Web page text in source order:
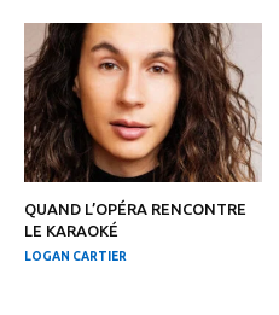
QUAND L’OPÉRA RENCONTRE
LE KARAOKÉ
LOGAN CARTIER